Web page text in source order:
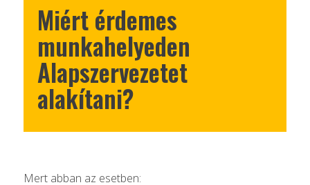
Miért érdemes
munkahelyeden
Alapszervezetet
alakítani?
Mert abban az esetben: